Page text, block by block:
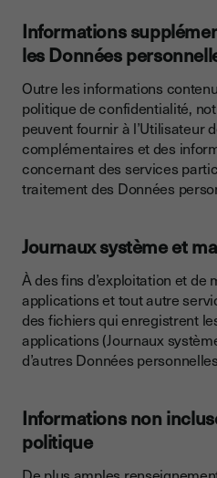
Informations
les Données
Outre les informations
politique de confidentialité,
peuvent fournir à l’Utilisateur
complémentaires et des
concernant des services
traitement des Données
Journaux système et
À des fins d’exploitation et de
applications et tout autre
des fichiers qui enregistrent
applications (Journaux
d’autres Données
Informations non
politique